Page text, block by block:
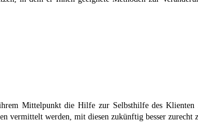
Mittelpunkt die Hilfe zur Selbsthilfe des
vermittelt werden, mit diesen zukünftig besser zurecht